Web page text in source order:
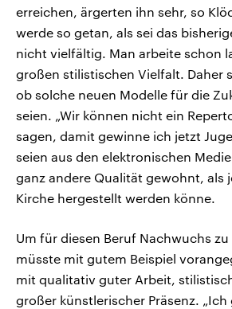
erreichen, ärgerten ihn sehr, so
werde so getan, als sei das
nicht vielfältig. Man arbeite schon
großen stilistischen Vielfalt. Daher
ob solche neuen Modelle für die
seien. „Wir können nicht ein
sagen, damit gewinne ich jetzt
seien aus den elektronischen
ganz andere Qualität gewohnt, als
Kirche hergestellt werden könne.
Um für diesen Beruf Nachwuchs
müsste mit gutem Beispiel
mit qualitativ guter Arbeit,
großer künstlerischer Präsenz.